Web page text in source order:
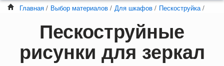
Главная / Выбор материалов / Для шкафов / Пескоструйка/
Пескоструйные
рисунки для зеркал